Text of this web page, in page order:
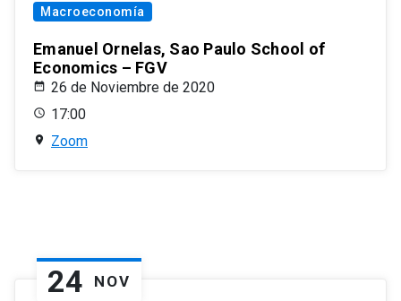
Macroeconomía
Emanuel Ornelas, Sao Paulo School of
Economics – FGV
26 de Noviembre de 2020
17:00
Zoom
24 NOV